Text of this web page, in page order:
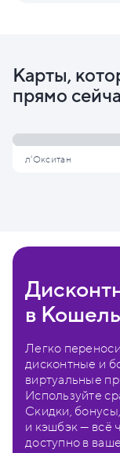
Карты,
прямо
л'Окситан
в
Легко
дисконтные и
виртуальные
Используйте
Скидки,
и кэшбэк — всё
доступно в